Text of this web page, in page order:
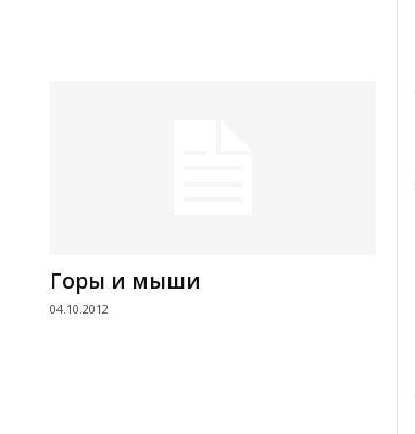
Горы и мыши
04.10.2012